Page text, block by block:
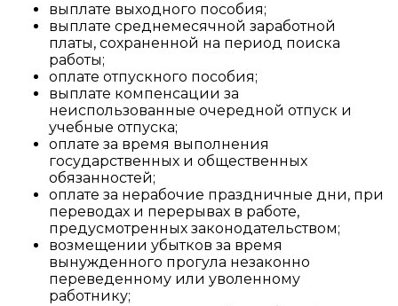
выплате выходного пособия;
выплате среднемесячной заработной
платы, сохраненной на период поиска
работы;
оплате отпускного пособия;
выплате компенсации за
неиспользованные очередной отпуск и
учебные отпуска;
оплате за время выполнения
государственных и общественных
обязанностей;
оплате за нерабочие праздничные дни, при
переводах и перерывах в работе,
предусмотренных законодательством;
возмещении убытков за время
вынужденного прогула незаконно
переведенному или уволенному
работнику;